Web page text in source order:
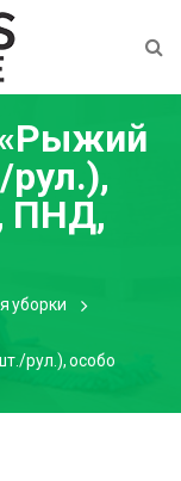
ПНД,
уборки
рул.), особо